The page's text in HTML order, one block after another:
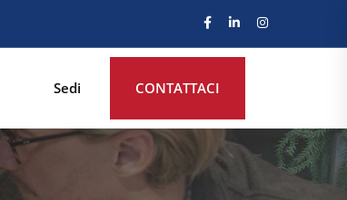
Sedi CONTATTACI